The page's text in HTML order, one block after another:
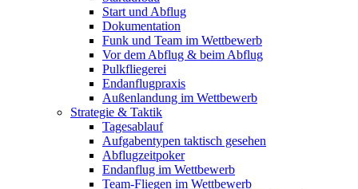
Start und Abflug
Dokumentation
Funk und Team im Wettbewerb
Vor dem Abflug & beim Abflug
Pulkfliegerei
Endanflugpraxis
Außenlandung im Wettbewerb
Strategie & Taktik
Tagesablauf
Aufgabentypen taktisch gesehen
Abflugzeitpoker
Endanflug im Wettbewerb
Team-Fliegen im Wettbewerb